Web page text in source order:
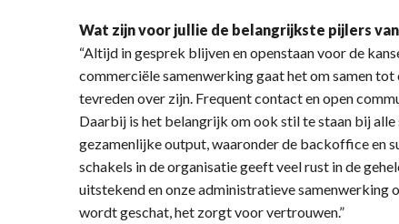
Wat zijn voor jullie de belangrijkste pijlers
“Altijd in gesprek blijven en openstaan voor de
commerciële samenwerking gaat het om samen
tevreden over zijn. Frequent contact en open
Daarbij is het belangrijk om ook stil te staan bij
gezamenlijke output, waaronder de backoffice en
schakels in de organisatie geeft veel rust in de
uitstekend en onze administratieve samenwerking
wordt geschat, het zorgt voor vertrouwen.”